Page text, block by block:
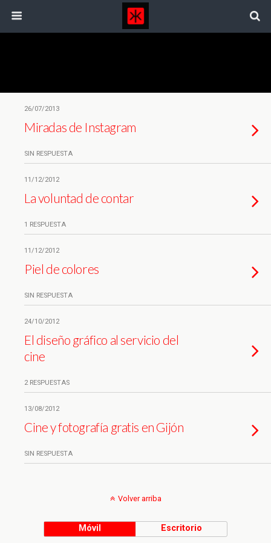
26/07/2013
Miradas de Instagram
SIN RESPUESTA
11/12/2012
La voluntad de contar
1 RESPUESTA
11/12/2012
Piel de colores
SIN RESPUESTA
24/10/2012
El diseño gráfico al servicio del
cine
2 RESPUESTAS
13/08/2012
Cine y fotografía gratis en Gijón
SIN RESPUESTA
Volver arriba
Móvil Escritorio